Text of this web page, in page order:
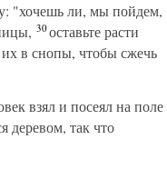
"хочешь ли, мы пойдем,
30оставьте расти
в снопы, чтобы сжечь
взял и посеял на поле
деревом, так что